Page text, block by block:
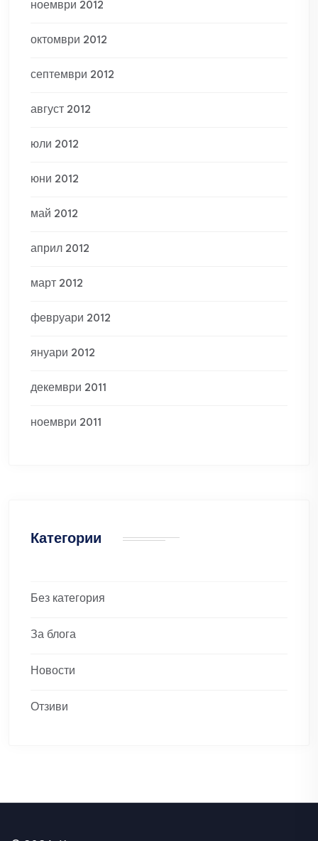
ноември 2012
октомври 2012
септември 2012
август 2012
юли 2012
юни 2012
май 2012
април 2012
март 2012
февруари 2012
януари 2012
декември 2011
ноември 2011
Категории
Без категория
За блога
Новости
Отзиви